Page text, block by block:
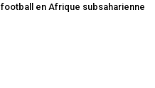
football en Afrique subsaharienne